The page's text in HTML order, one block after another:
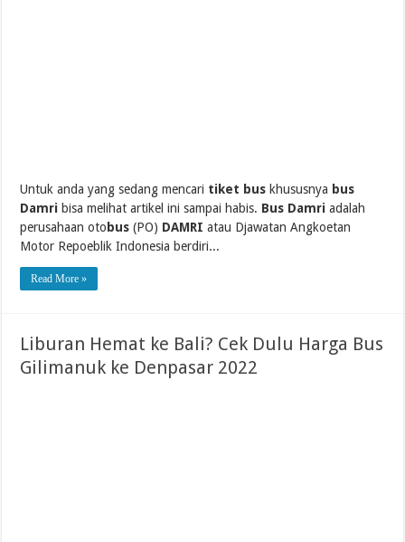
Untuk anda yang sedang mencari tiket bus khususnya bus
Damri bisa melihat artikel ini sampai habis. Bus Damri adalah
perusahaan oto bus (PO) DAMRI atau Djawatan Angkoetan
Motor Repoeblik Indonesia berdiri...
Read More »
Liburan Hemat ke Bali? Cek Dulu Harga Bus
Gilimanuk ke Denpasar 2022